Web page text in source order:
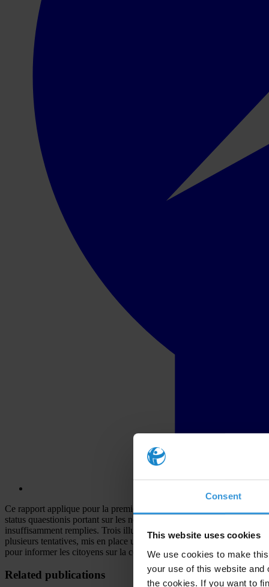
Consent
This website uses cookies
We use cookies to make
your use of this website
the cookies. If you want to
Ce rapport applique pour la première fois à la Belgique le cadre
status quaestionis portant sur les nombreux aspects qui peuvent
insuffisamment remplies. Trois illustrations éloquentes. D'abord, il
plusieurs tentatives, mis en place un dispositif d'alerte
pour informer les citoyens sur la corruption ou les pousser à
Related publications